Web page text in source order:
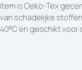
item is Oeko-Tex
van schadelijke
40°C en geschikt voor